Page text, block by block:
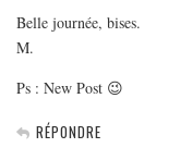
Belle journée, bises.
M.
Ps : New Post 😉
RÉPONDRE